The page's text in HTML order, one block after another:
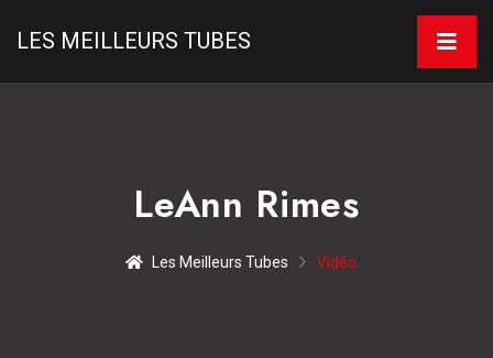
LES MEILLEURS TUBES
LeAnn Rimes
Les Meilleurs Tubes Vidéo